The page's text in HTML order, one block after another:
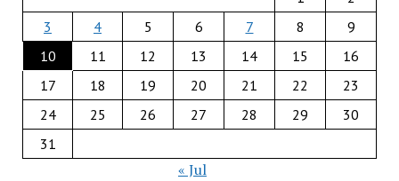
3
4 5 6 7 8
9
10
11 12 13 14 15
16
17
18 19 20 21 22
23
24
25 26 27 28 29
30
31
« Jul